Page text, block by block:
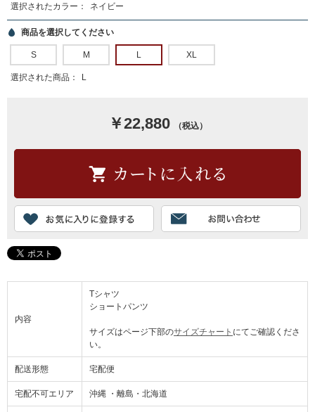
選択されたカラー： ネイビー
商品を選択してください
S M L XL
選択された商品： L
￥22,880 （税込）
内容
Tシャツ
ショートパンツ
サイズはページ下部のサイズチャート にてご確認くださ
い。
配送形態 宅配便
宅配不可エリア 沖縄 ・離島・北海道